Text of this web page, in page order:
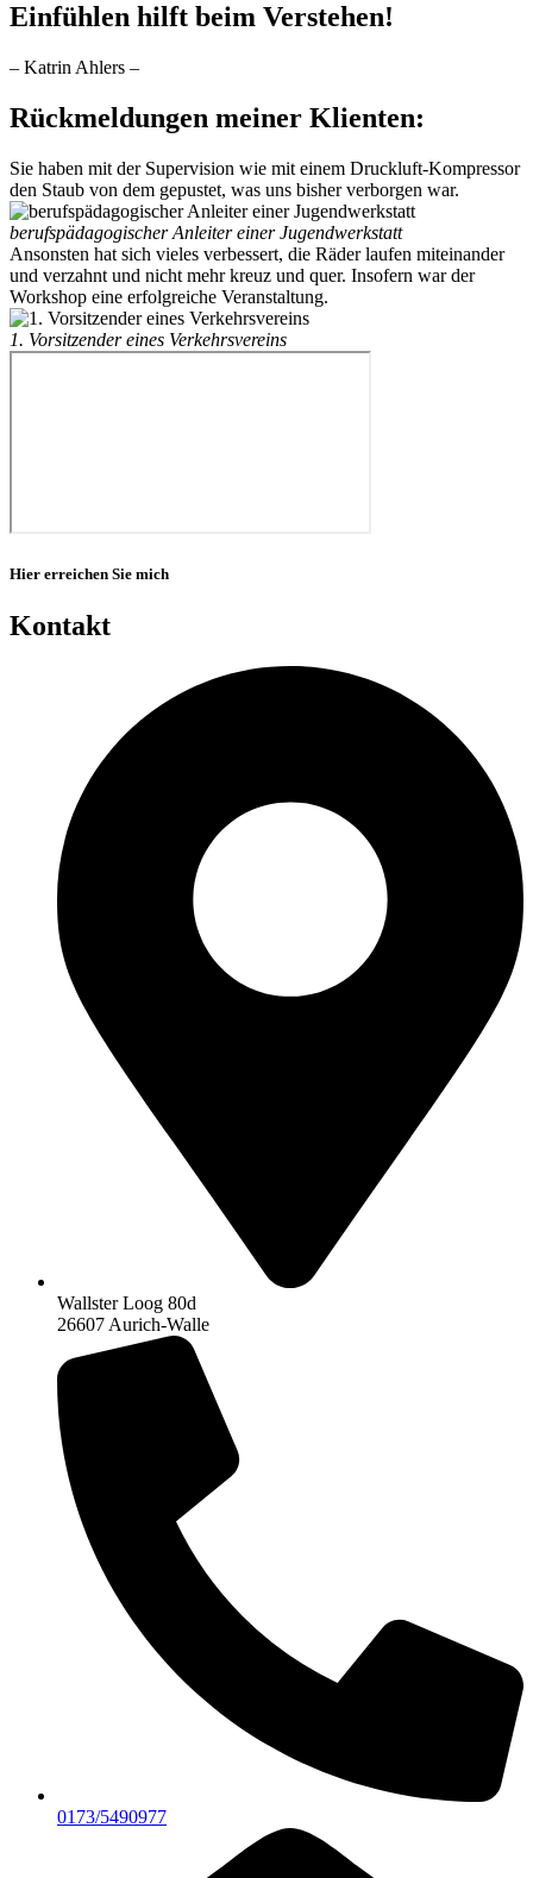
Einfühlen hilft beim Verstehen!
– Katrin Ahlers –
Rückmeldungen meiner Klienten:
Sie haben mit der Supervision wie mit einem Druckluft-Kompressor
den Staub von dem gepustet, was uns bisher verborgen war.
berufspädagogischer Anleiter einer Jugendwerkstatt
Ansonsten hat sich vieles verbessert, die Räder laufen miteinander
und verzahnt und nicht mehr kreuz und quer. Insofern war der
Workshop eine erfolgreiche Veranstaltung.
1. Vorsitzender eines Verkehrsvereins
Hier erreichen Sie mich
Kontakt
Wallster Loog 80d
26607 Aurich-Walle
0173/5490977